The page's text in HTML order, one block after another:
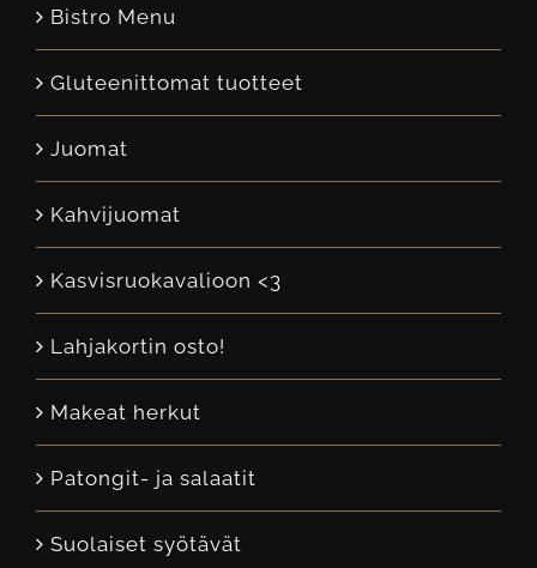
Bistro Menu
Gluteenittomat tuotteet
Juomat
Kahvijuomat
Kasvisruokavalioon <3
Lahjakortin osto!
Makeat herkut
Patongit- ja salaatit
Suolaiset syötävät